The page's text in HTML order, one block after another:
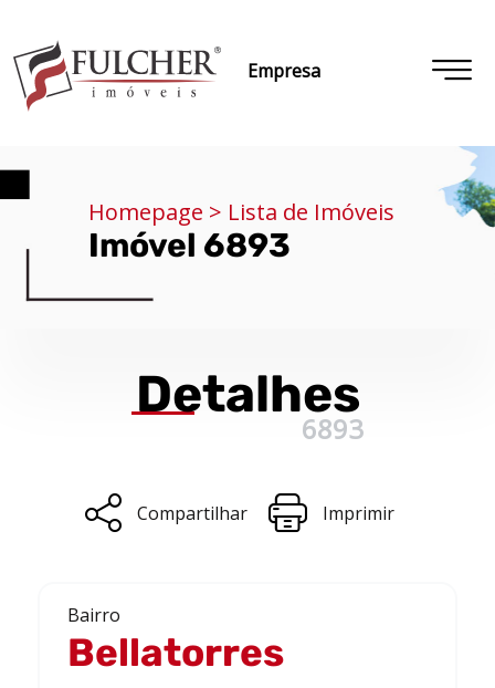
Empresa
Homepage > Lista de Imóveis
Imóvel 6893
Detalhes
6893
Compartilhar Imprimir
Bairro
Bellatorres